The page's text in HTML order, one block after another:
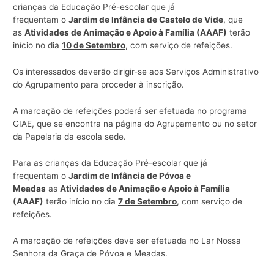
crianças da Educação Pré-escolar que já
frequentam oJardim de Infância de Castelo de Vide, que
asAtividades de Animação e Apoio à Família (AAAF) terão
início no dia10 de Setembro, com serviço de refeições.
Os interessados deverão dirigir-se aos Serviços Administrativo
do Agrupamento para proceder à inscrição.
A marcação de refeições poderá ser efetuada no programa
GIAE, que se encontra na página do Agrupamento ou no setor
da Papelaria da escola sede.
Para as crianças da Educação Pré-escolar que já
frequentam oJardim de Infância de Póvoa e
Meadas asAtividades de Animação e Apoio à Família
(AAAF) terão início no dia7 de Setembro, com serviço de
refeições.
A marcação de refeições deve ser efetuada no Lar Nossa
Senhora da Graça de Póvoa e Meadas.